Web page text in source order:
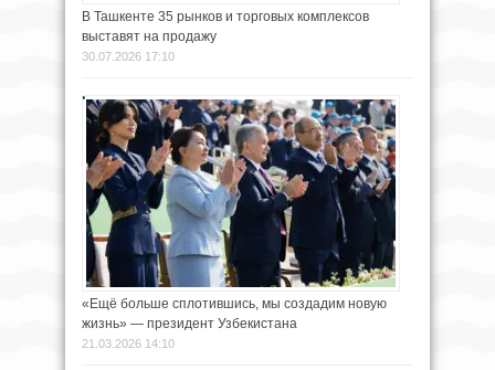
В Ташкенте 35 рынков и торговых комплексов
выставят на продажу
30.07.2026 17:10
«Ещё больше сплотившись, мы создадим новую
жизнь» — президент Узбекистана
21.03.2026 14:10